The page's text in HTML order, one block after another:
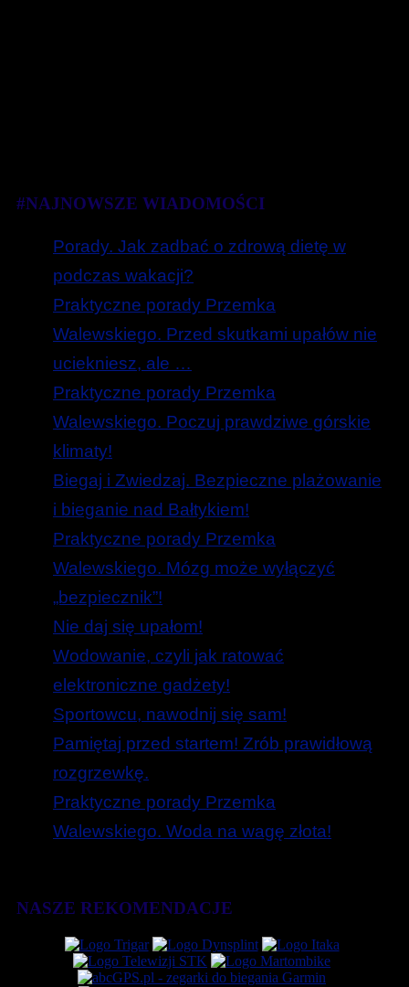
#NAJNOWSZE WIADOMOŚCI
Porady. Jak zadbać o zdrową dietę w
podczas wakacji?
Praktyczne porady Przemka
Walewskiego. Przed skutkami upałów nie
uciekniesz, ale …
Praktyczne porady Przemka
Walewskiego. Poczuj prawdziwe górskie
klimaty!
Biegaj i Zwiedzaj. Bezpieczne plażowanie
i bieganie nad Bałtykiem!
Praktyczne porady Przemka
Walewskiego. Mózg może wyłączyć
„bezpiecznik”!
Nie daj się upałom!
Wodowanie, czyli jak ratować
elektroniczne gadżety!
Sportowcu, nawodnij się sam!
Pamiętaj przed startem! Zrób prawidłową
rozgrzewkę.
Praktyczne porady Przemka
Walewskiego. Woda na wagę złota!
NASZE REKOMENDACJE